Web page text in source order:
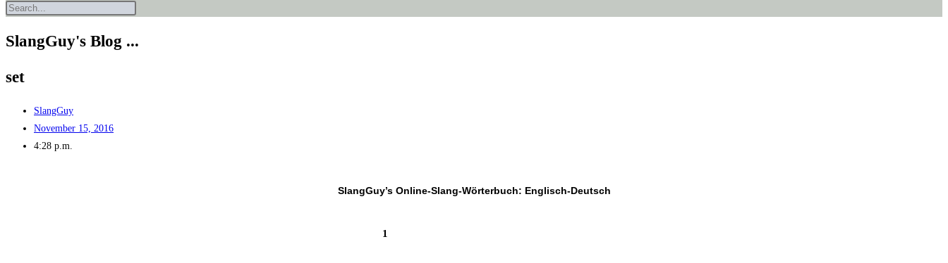
SlangGuy's Blog ...
set
SlangGuy
November 15, 2016
4:28 p.m.
SlangGuy’s Online-Slang-Wör­ter­buch: Englisch-Deutsch
1